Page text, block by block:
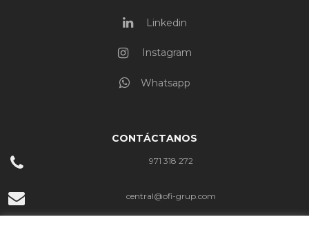
Linkedin
Instagram
Whatsapp
CONTÁCTANOS
971 318 272
central@ofi-grup.com